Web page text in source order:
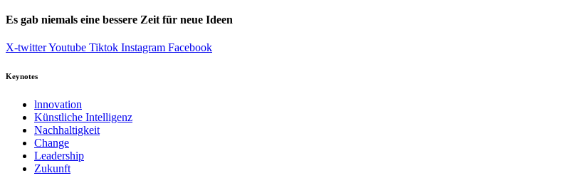
Es gab niemals eine bessere Zeit für neue Ideen
X-twitterYoutube Tiktok Instagram Facebook
Keynotes
lnnovation
Künstliche Intelligenz
Nachhaltigkeit
Change
Leadership
Zukunft